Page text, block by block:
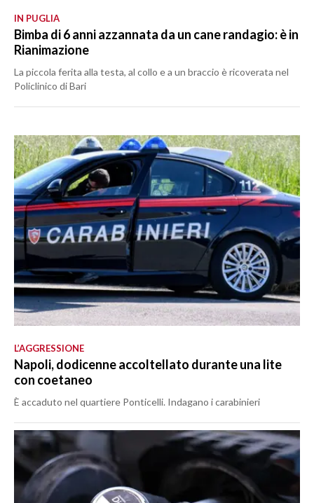
IN PUGLIA
Bimba di 6 anni azzannata da un cane randagio: è in
Rianimazione
La piccola ferita alla testa, al collo e a un braccio è ricoverata nel
Policlinico di Bari
L’AGGRESSIONE
Napoli, dodicenne accoltellato durante una lite
con coetaneo
È accaduto nel quartiere Ponticelli. Indagano i carabinieri